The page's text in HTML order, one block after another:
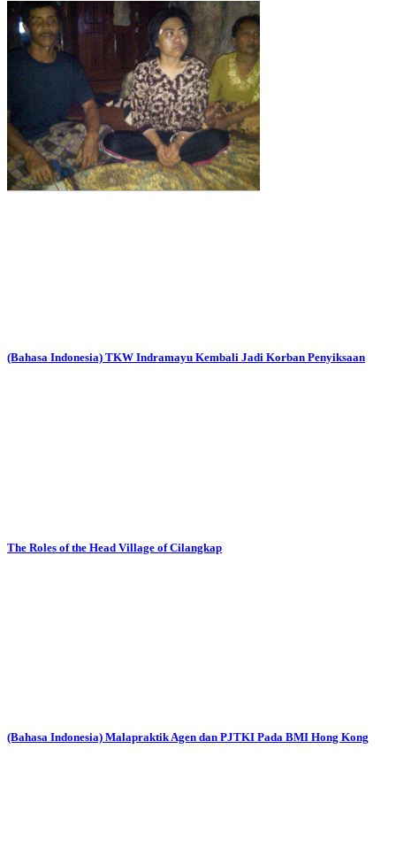
(Bahasa Indonesia) TKW Indramayu Kembali Jadi Korban Penyiksaan
The Roles of the Head Village of Cilangkap
(Bahasa Indonesia) Malapraktik Agen dan PJTKI Pada BMI Hong Kong